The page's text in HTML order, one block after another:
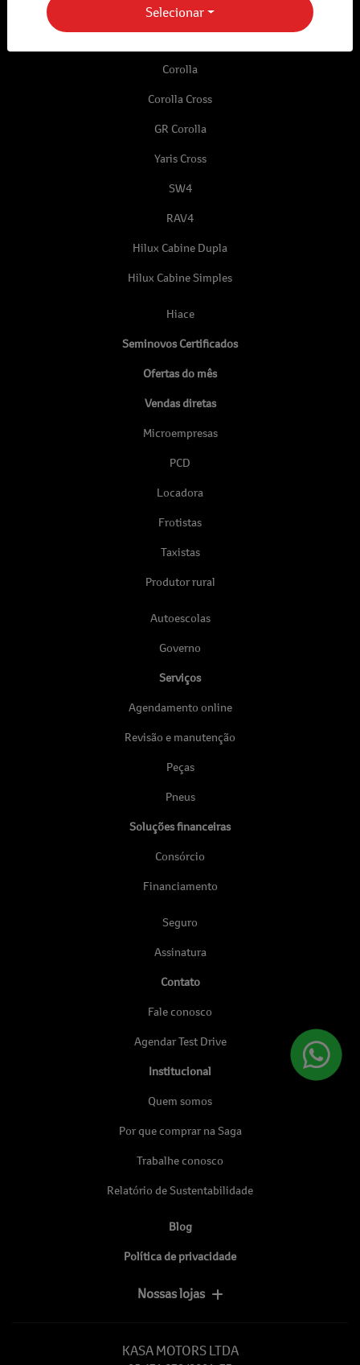
Novos
Corolla
Corolla Cross
GR Corolla
Yaris Cross
SW4
RAV4
Hilux Cabine Dupla
Hilux Cabine Simples
Hiace
Seminovos Certificados
Ofertas do mês
Vendas diretas
Microempresas
PCD
Locadora
Frotistas
Taxistas
Produtor rural
Autoescolas
Governo
Serviços
Agendamento online
Revisão e manutenção
Peças
Pneus
Soluções financeiras
Consórcio
Financiamento
Seguro
Assinatura
Contato
Fale conosco
Agendar Test Drive
Institucional
Quem somos
Por que comprar na Saga
Trabalhe conosco
Relatório de Sustentabilidade
Blog
Política de privacidade
Nossas lojas
KASA MOTORS LTDA
Selecionar